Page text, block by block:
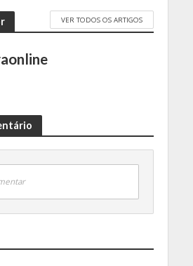
VER TODOS OS ARTIGOS